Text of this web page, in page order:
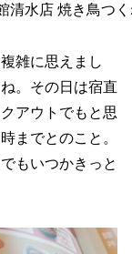
雑に思えまし
。その日は宿直
アウトでもと思
までとのこと。
もいつかきっと